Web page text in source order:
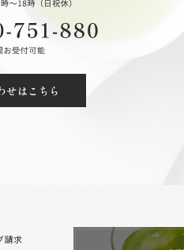
せはこちら
請求